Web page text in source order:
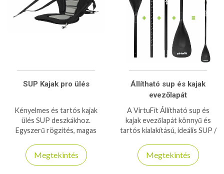
SUP Kajak pro ülés
Kényelmes és tartós kajak
ülés SUP deszkákhoz.
Egyszerű rögzítés, magas
testmagassághoz ideális.
Megtekintés
Állítható sup és kajak
evezőlapát
A VirtuFit Állítható sup és
kajak evezőlapát könnyű és
tartós kialakítású, ideális SUP /
markolat és állítható hossz a
maximális kényelemért.
Megtekintés